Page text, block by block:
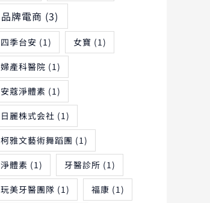
品牌電商 (3)
四季台安 (1) 女寶 (1)
婦產科醫院 (1)
安蔻淨體素 (1)
日麗株式会社 (1)
柯雅文藝術舞蹈團 (1)
淨體素 (1) 牙醫診所 (1)
玩美牙醫團隊 (1) 福康 (1)